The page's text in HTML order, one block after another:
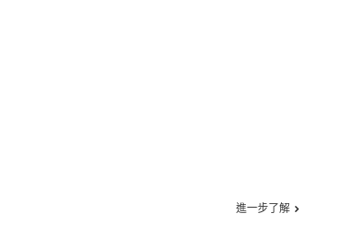
進一步了解